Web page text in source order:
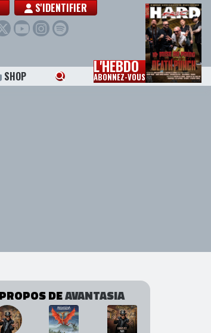
S'IDENTIFIER
SHOP L'HEBDO
ABONNEZ-VOUS
DEAVANTASIA